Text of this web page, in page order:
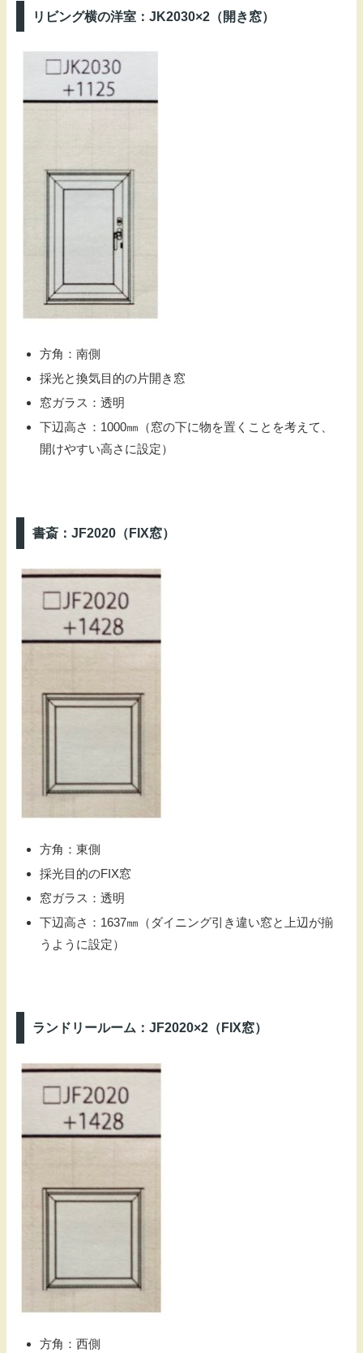
リビング横の洋室：JK2030×2（開き窓）
方角：南側
採光と換気目的の片開き窓
窓ガラス：透明
下辺高さ：1000㎜（窓の下に物を置くことを考えて、
開けやすい高さに設定）
書斎：JF2020（FIX窓）
方角：東側
採光目的のFIX窓
窓ガラス：透明
下辺高さ：1637㎜（ダイニング引き違い窓と上辺が揃
うように設定）
ランドリールーム：JF2020×2（FIX窓）
方角：西側